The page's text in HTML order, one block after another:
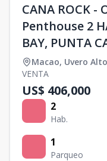
CANA ROCK -
Penthouse 2
BAY, PUNTA
Macao, Uvero Alto
VENTA
US$ 406,000
2
Hab.
1
Parqueo